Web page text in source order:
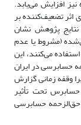
نیز افزایش می‌یابد.
اثر تضعیف‌کننده بر
نتایج پژوهش نشان
(مشروط یا عدم
می‌کنند، این
حسابرسی در ایران
وقفه زمانی گزارش
تحت تأثیر
حسابرسی